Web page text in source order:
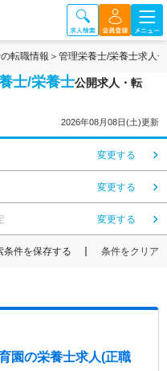
転職情報 管理栄養士/栄養士求人
士/栄養士公開求人・転
2026年08月08日(土)更新
変更する
変更する
変更する
条件を保存する 条件をクリア
園の栄養士求人(正職